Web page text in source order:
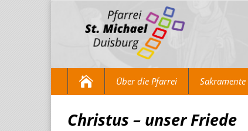
Über die Pfarrei Sakramente
Christus – unser Friede